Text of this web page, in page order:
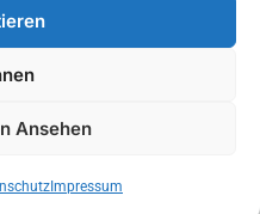
Ansehen
Impressum
e.K | Alle
Accelerator